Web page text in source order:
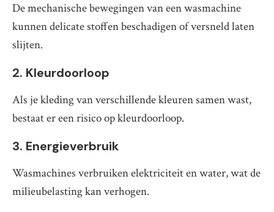
De mechanische bewegingen van een wasmachine
kunnen delicate stoffen beschadigen of versneld laten
slijten.
2. Kleurdoorloop
Als je kleding van verschillende kleuren samen wast,
bestaat er een risico op kleurdoorloop.
3. Energieverbruik
Wasmachines verbruiken elektriciteit en water, wat de
milieubelasting kan verhogen.